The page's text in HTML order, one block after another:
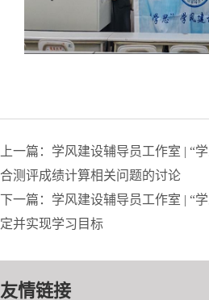
上一篇：学风建设辅导员工作室 |
合测评成绩计算相关问题的讨论
下一篇：学风建设辅导员工作室 | “
定并实现学习目标
友情链接